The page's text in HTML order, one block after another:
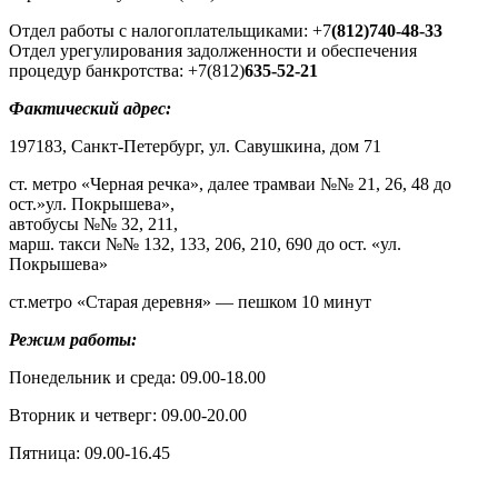
Отдел работы с налогоплательщиками: +7(812)740-48-33
Отдел урегулирования задолженности и обеспечения
процедур банкротства: +7(812)635-52-21
Фактический адрес:
197183, Санкт-Петербург, ул. Савушкина, дом 71
ст. метро «Черная речка», далее трамваи №№ 21, 26, 48 до
ост.»ул. Покрышева»,
автобусы №№ 32, 211,
марш. такси №№ 132, 133, 206, 210, 690 до ост. «ул.
Покрышева»
ст.метро «Старая деревня» — пешком 10 минут
Режим работы:
Понедельник и среда: 09.00-18.00
Вторник и четверг: 09.00-20.00
Пятница: 09.00-16.45